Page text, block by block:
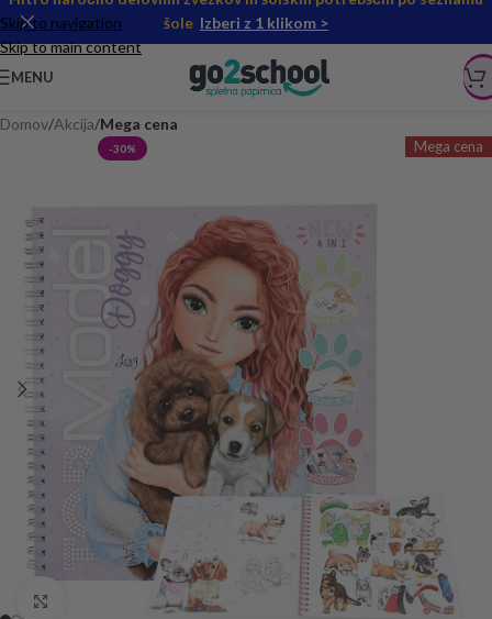
Skip to navigation
Skip to main content
šole Izberi z 1 klikom >
MENU
Domov Akcija Mega cena
-30% Mega cena
Click to enlarge